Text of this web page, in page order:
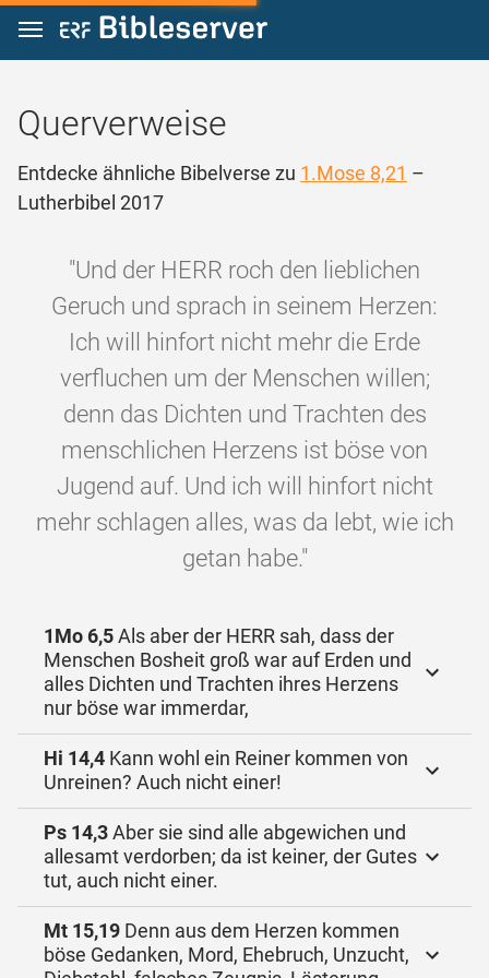
Zum Inhalt springen
Querverweise
Entdecke ähnliche Bibelverse zu 1.Mose 8,21 –
Lutherbibel 2017
"Und der HERR roch den lieblichen
Geruch und sprach in seinem Herzen:
Ich will hinfort nicht mehr die Erde
verfluchen um der Menschen willen;
denn das Dichten und Trachten des
menschlichen Herzens ist böse von
Jugend auf. Und ich will hinfort nicht
mehr schlagen alles, was da lebt, wie ich
getan habe."
1Mo 6,5Als aber der HERR sah, dass der
Menschen Bosheit groß war auf Erden und
alles Dichten und Trachten ihres Herzens
nur böse war immerdar,
Hi 14,4 Kann wohl ein Reiner kommen von
Unreinen? Auch nicht einer!
Ps 14,3Aber sie sind alle abgewichen und
allesamt verdorben; da ist keiner, der Gutes
tut, auch nicht einer.
Mt 15,19 Denn aus dem Herzen kommen
böse Gedanken, Mord, Ehebruch, Unzucht,